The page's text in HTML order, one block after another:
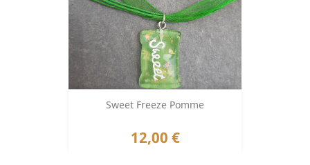
Sweet Freeze Pomme
Prix
12,00 €